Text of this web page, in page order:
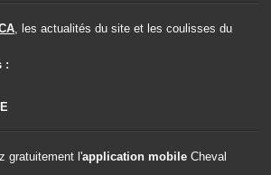
, les actualités du site et les coulisses du
:
gratuitement l'application mobile Cheval